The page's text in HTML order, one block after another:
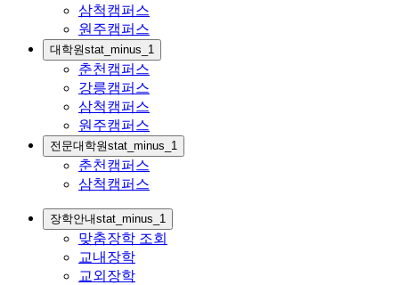
삼척캠퍼스
원주캠퍼스
대학원stat_minus_1
춘천캠퍼스
강릉캠퍼스
삼척캠퍼스
원주캠퍼스
전문대학원stat_minus_1
춘천캠퍼스
삼척캠퍼스
장학안내stat_minus_1
맞춤장학 조회
교내장학
교외장학